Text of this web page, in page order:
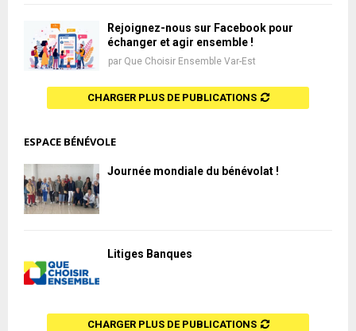
Rejoignez-nous sur Facebook pour
échanger et agir ensemble !
par Que Choisir Ensemble Var-Est
CHARGER PLUS DE PUBLICATIONS
ESPACE BÉNÉVOLE
Journée mondiale du bénévolat !
Litiges Banques
CHARGER PLUS DE PUBLICATIONS